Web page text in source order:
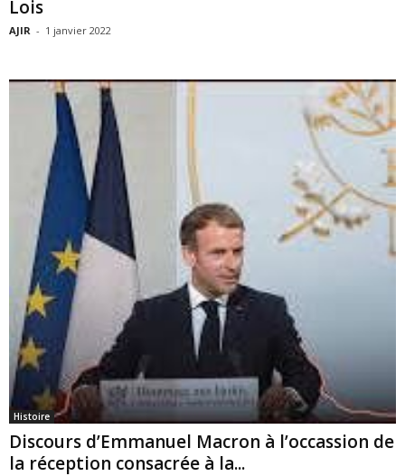
Lois
AJIR - 1 janvier 2022
Histoire
Discours d’Emmanuel Macron à l’occassion de
la réception consacrée à la...